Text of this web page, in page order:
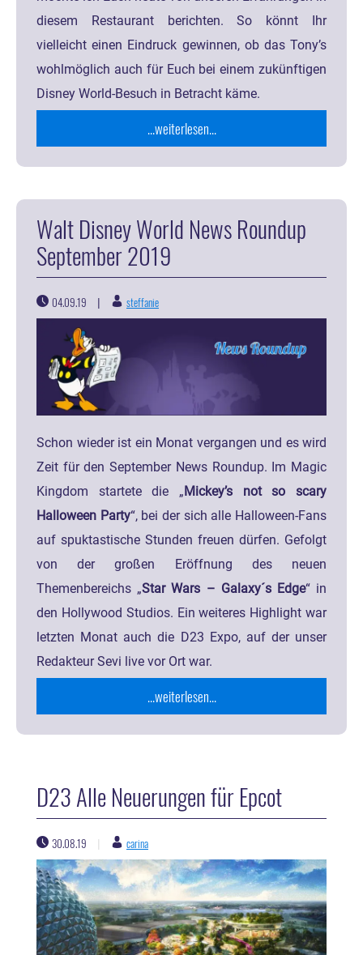
diesem Restaurant berichten. So könnt Ihr
vielleicht einen Eindruck gewinnen, ob das Tony’s
wohlmöglich auch für Euch bei einem zukünftigen
Disney World-Besuch in Betracht käme.
...weiterlesen...
Walt Disney World News Roundup
September 2019
04.09.19 | steffanie
Schon wieder ist ein Monat vergangen und es wird
Zeit für den September News Roundup. Im Magic
Kingdom startete die „ Mickey’s not so scary
Halloween Party“, bei der sich alle Halloween-Fans
auf spuktastische Stunden freuen dürfen. Gefolgt
von der großen Eröffnung des neuen
Themenbereichs „Star Wars – Galaxy´s Edge“ in
den Hollywood Studios. Ein weiteres Highlight war
letzten Monat auch die D23 Expo, auf der unser
Redakteur Sevi live vor Ort war.
...weiterlesen...
D23 Alle Neuerungen für Epcot
30.08.19 | carina